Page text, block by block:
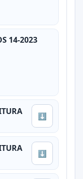
14-2023
⬇
⬇